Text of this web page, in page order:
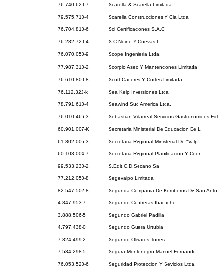
76.740.620-7 Scarella & Scarella Limitada
79.575.710-4 Scarella Construcciones Y Cia Ltda
76.704.810-6 Sci Certificaciones S.A.C.
76.282.720-4 S.C.Neine Y Cuevas L
76.070.050-9 Scope Ingenieria Ltda.
77.987.310-2 Scorpio Aseo Y Mantenciones Limitada
76.610.800-8 Scott-Caceres Y Cortes Limitada
76.112.322-k Sea Kelp Inversiones Ltda
78.791.610-4 Seawind Sud America Ltda.
76.010.466-3 Sebastian Villarreal Servicios Gastronomicos Eirl
60.901.007-K Secretaria Ministerial De Educacion De L
61.802.005-3 Secretaria Regional Ministerial De "Valp
60.103.004-7 Secretaria Regional Planificacion Y Coor
99.533.230-2 S.Edit.C.D.Secano Sa
77.212.050-8 Segevalpo Limitada
82.547.502-8 Segunda Compania De Bomberos De San Anto
4.847.953-7 Segundo Contreras Ibacache
3.888.506-5 Segundo Gabriel Padilla
4.797.438-0 Segundo Guera Urtubia
7.824.499-2 Segundo Olivares Torres
7.534.298-5 Segura Montenegro Manuel Fernando
76.053.520-6 Seguridad Proteccion Y Sevicios Ltda.